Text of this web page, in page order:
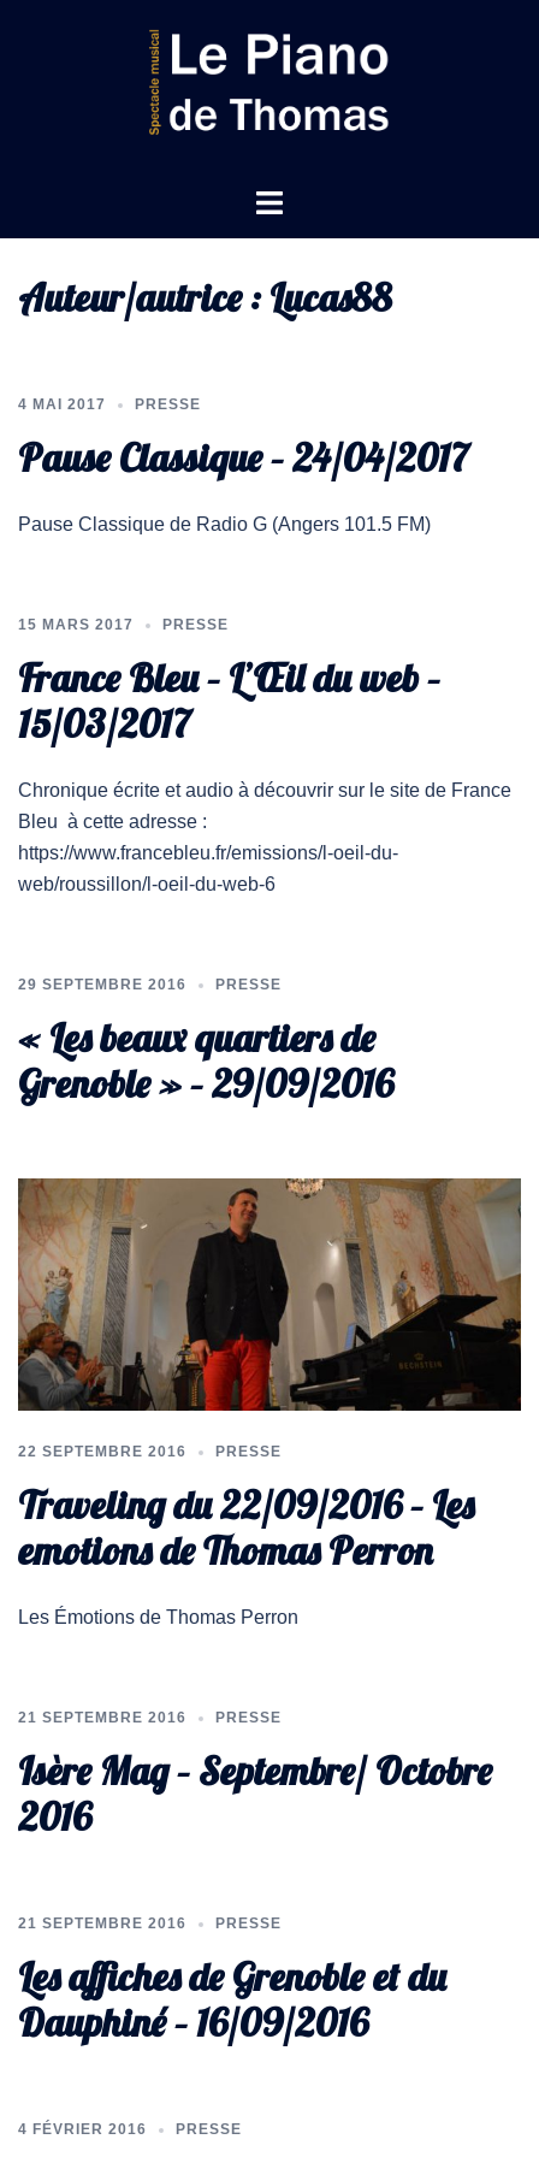
Auteur/autrice :Lucas88
4 MAI 2017 PRESSE
Pause Classique – 24/04/2017
Pause Classique de Radio G (Angers 101.5 FM)
15 MARS 2017 PRESSE
France Bleu – L’Œil du web –
15/03/2017
Chronique écrite et audio à découvrir sur le site de France
Bleu à cette adresse :
https://www.francebleu.fr/emissions/l-oeil-du-
web/roussillon/l-oeil-du-web-6
29 SEPTEMBRE 2016 PRESSE
« Les beaux quartiers de
Grenoble » – 29/09/2016
22 SEPTEMBRE 2016 PRESSE
Traveling du 22/09/2016 – Les
emotions de Thomas Perron
Les Émotions de Thomas Perron
21 SEPTEMBRE 2016 PRESSE
Isère Mag – Septembre/ Octobre
2016
21 SEPTEMBRE 2016 PRESSE
Les affiches de Grenoble et du
Dauphiné – 16/09/2016
4 FÉVRIER 2016 PRESSE